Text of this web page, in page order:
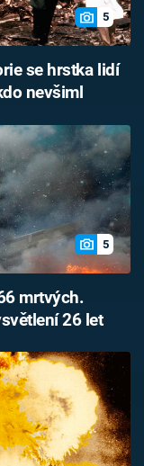
5
se hrstka lidí
nevšiml
5
mrtvých.
26 let